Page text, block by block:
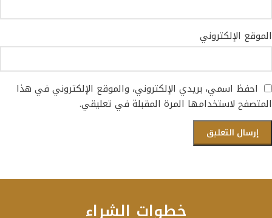
الموقع الإلكتروني
احفظ اسمي، بريدي الإلكتروني، والموقع الإلكتروني في هذا
المتصفح لاستخدامها المرة المقبلة في تعليقي.
خطوات الشراء